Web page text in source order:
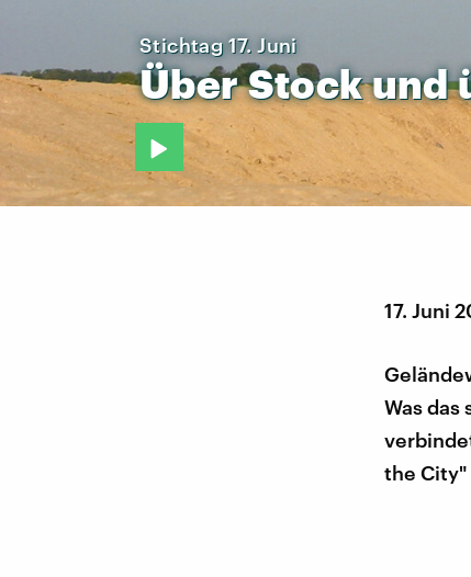
Stichtag 17. Juni
ÜberStockund
17. Juni
Was
the City"